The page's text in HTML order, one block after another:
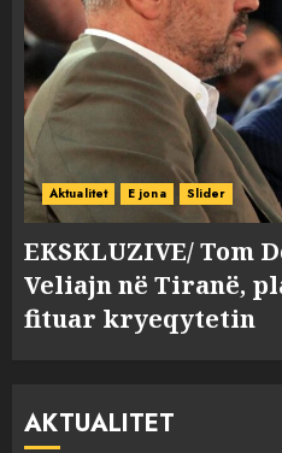
Aktualitet E jona Slider
EKSKLUZIVE/ Tom
Veliajn në Tiranë,
fituar kryeqytetin
AKTUALITET